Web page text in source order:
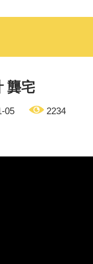
龔宅
05 2234